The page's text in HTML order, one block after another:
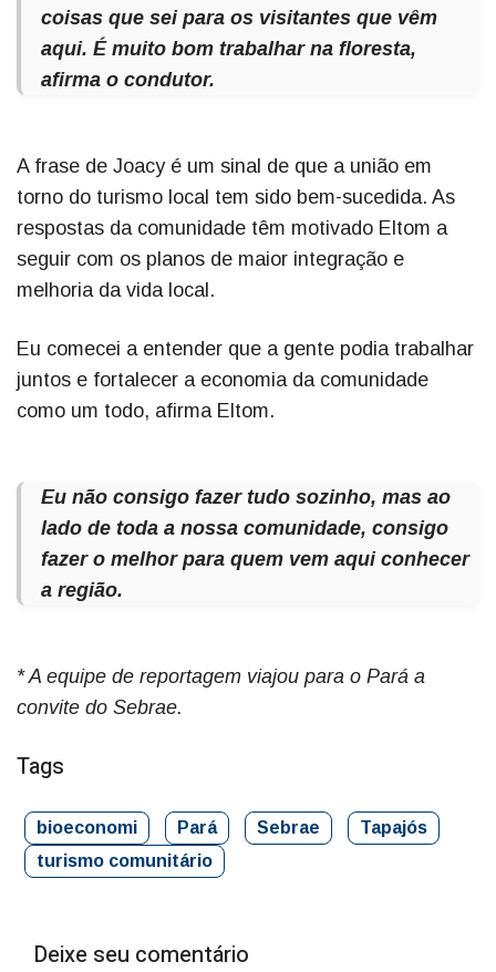
coisas que sei para os visitantes que vêm
aqui. É muito bom trabalhar na floresta,
afirma o condutor.
A frase de Joacy é um sinal de que a união em
torno do turismo local tem sido bem-sucedida. As
respostas da comunidade têm motivado Eltom a
seguir com os planos de maior integração e
melhoria da vida local.
Eu comecei a entender que a gente podia trabalhar
juntos e fortalecer a economia da comunidade
como um todo, afirma Eltom.
Eu não consigo fazer tudo sozinho, mas ao
lado de toda a nossa comunidade, consigo
fazer o melhor para quem vem aqui conhecer
a região.
* A equipe de reportagem viajou para o Pará a
convite do Sebrae.
Tags
bioeconomi Pará Sebrae
Tapajós
turismo comunitário
Deixe seu comentário